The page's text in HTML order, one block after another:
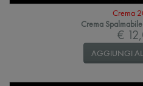
Crema
Crema
€
AGGIUNGI AL